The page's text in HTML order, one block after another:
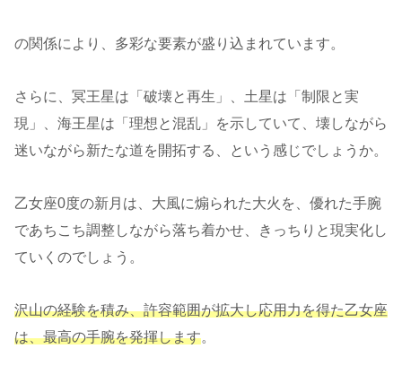
の関係により、多彩な要素が盛り込まれています。
さらに、冥王星は「破壊と再生」、土星は「制限と実
現」、海王星は「理想と混乱」を示していて、壊しながら
迷いながら新たな道を開拓する、という感じでしょうか。
乙女座0度の新月は、大風に煽られた大火を、優れた手腕
であちこち調整しながら落ち着かせ、きっちりと現実化し
ていくのでしょう。
沢山の経験を積み、許容範囲が拡大し応用力を得た乙女座
は、最高の手腕を発揮します。